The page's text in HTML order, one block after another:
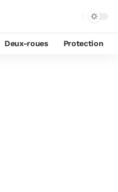
Deux-roues Protection